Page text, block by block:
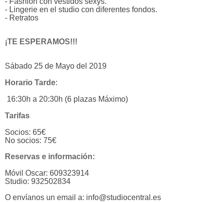
- Lingerie en el studio con diferentes fondos.
- Retratos
¡TE ESPERAMOS!!!
Sábado 25 de Mayo del 2019
Horario Tarde:
16:30h a 20:30h (6 plazas Máximo)
Tarifas
Socios: 65€
No socios: 75€
Reservas e información:
Móvil Oscar: 609323914
Studio: 932502834
O envíanos un email a: info@studiocentral.es